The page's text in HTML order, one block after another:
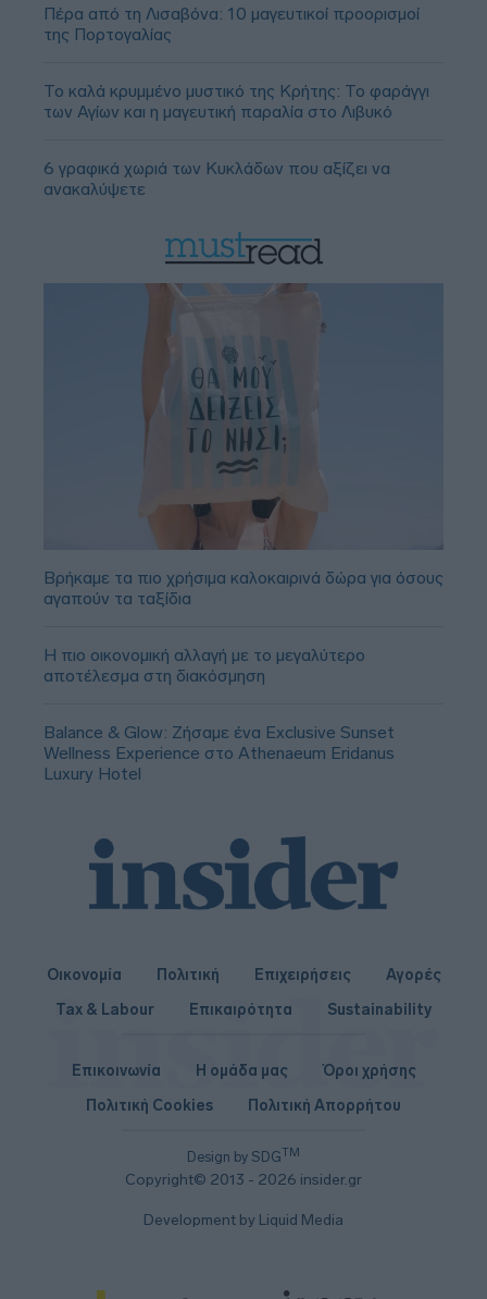
Πέρα από τη Λισαβόνα: 10 μαγευτικοί προορισμοί
της Πορτογαλίας
Το καλά κρυμμένο μυστικό της Κρήτης: Το φαράγγι
των Αγίων και η μαγευτική παραλία στο Λιβυκό
6 γραφικά χωριά των Κυκλάδων που αξίζει να
ανακαλύψετε
Βρήκαμε τα πιο χρήσιμα καλοκαιρινά δώρα για όσους
αγαπούν τα ταξίδια
Η πιο οικονομική αλλαγή με το μεγαλύτερο
αποτέλεσμα στη διακόσμηση
Balance & Glow: Ζήσαμε ένα Exclusive Sunset
Wellness Experience στο Athenaeum Eridanus
Luxury Hotel
Οικονομία Πολιτική Επιχειρήσεις
Αγορές
Tax & Labour
Επικαιρότητα Sustainability
Design by SDGTM
Copyright© 2013 - 2026 insider.gr
Επικοινωνία Η ομάδα μας
Όροι χρήσης
Πολιτική Cookies
Πολιτική Απορρήτου
Development by Liquid Media